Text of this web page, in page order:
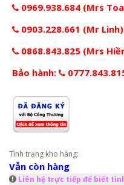
0969.938.684 (Mrs
0903.228.661 (Mr Linh)
0868.843.825 (Mrs
Bảo hành:
Tình trạng kho hàng:
Vẫn còn hàng
Liên hệ trực tiếp để biết